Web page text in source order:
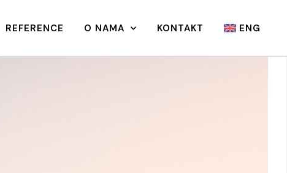
REFERENCE O NAMA KONTAKT ENG